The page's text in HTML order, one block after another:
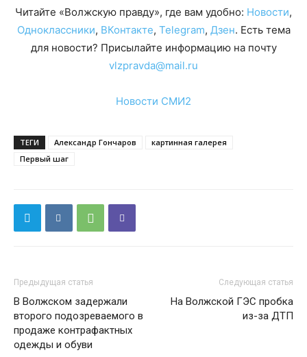
Читайте «Волжскую правду», где вам удобно: Новости,
Одноклассники, ВКонтакте, Telegram, Дзен. Есть тема
для новости? Присылайте информацию на почту
vlzpravda@mail.ru
Новости СМИ2
ТЕГИ Александр Гончаров
картинная галерея
Первый шаг
Предыдущая статья
В Волжском задержали
второго подозреваемого в
продаже контрафактных
одежды и обуви
Следующая статья
На Волжской ГЭС пробка
из-за ДТП